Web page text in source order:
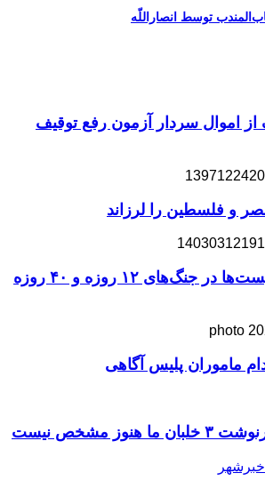
توسط انصاراللّه
از اموال سردار آزمون رفع توقیف
۲ عامل مهم صهیونیست‌ها در جنگ‌های ۱۲ روزه و ۴۰ روزه
ماموران پلیس آگاهی
مشخص نیست